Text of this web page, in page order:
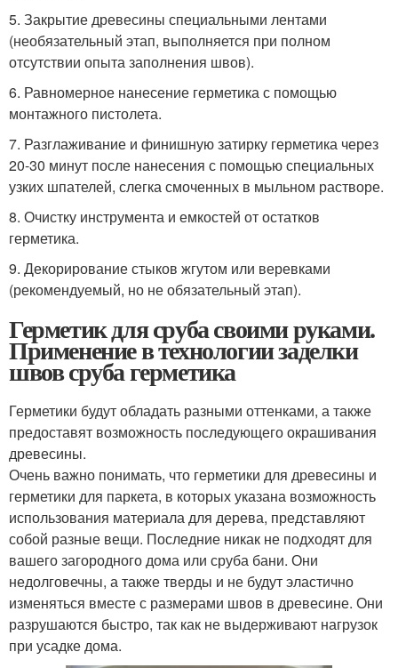
5. Закрытие древесины специальными лентами
(необязательный этап, выполняется при полном
отсутствии опыта заполнения швов).
6. Равномерное нанесение герметика с помощью
монтажного пистолета.
7. Разглаживание и финишную затирку герметика через
20-30 минут после нанесения с помощью специальных
узких шпателей, слегка смоченных в мыльном растворе.
8. Очистку инструмента и емкостей от остатков
герметика.
9. Декорирование стыков жгутом или веревками
(рекомендуемый, но не обязательный этап).
Герметик для сруба своими руками.
Применение в технологии заделки
швов сруба герметика
Герметики будут обладать разными оттенками, а также
предоставят возможность последующего окрашивания
древесины.
Очень важно понимать, что герметики для древесины и
герметики для паркета, в которых указана возможность
использования материала для дерева, представляют
собой разные вещи. Последние никак не подходят для
вашего загородного дома или сруба бани. Они
недолговечны, а также тверды и не будут эластично
изменяться вместе с размерами швов в древесине. Они
разрушаются быстро, так как не выдерживают нагрузок
при усадке дома.